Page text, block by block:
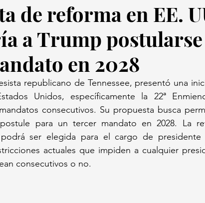
de reforma en EE.
a Trump
en 2028
republicano de Tennessee, presentó una
Unidos, específicamente la 22ª
consecutivos. Su propuesta busca
para un tercer mandato en 2028. La
ser elegida para el cargo de
actuales que impiden a cualquier
consecutivos o no.